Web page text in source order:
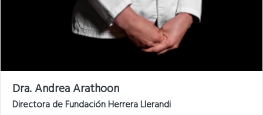
Dra. Andrea Arathoon
Directora de Fundación Herrera Llerandi